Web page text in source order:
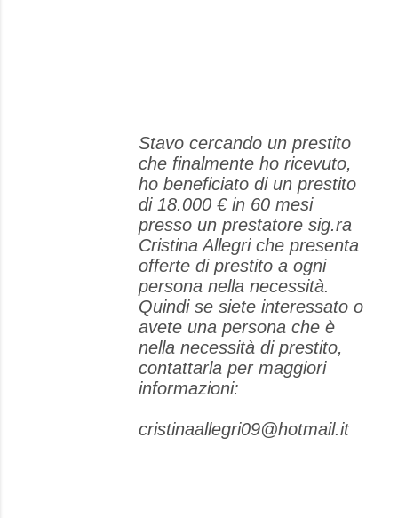
Stavo cercando un prestito
che finalmente ho ricevuto,
ho beneficiato di un prestito
di 18.000 € in 60 mesi
presso un prestatore sig.ra
Cristina Allegri che presenta
offerte di prestito a ogni
persona nella necessità.
Quindi se siete interessato o
avete una persona che è
nella necessità di prestito,
contattarla per maggiori
informazioni:
cristinaallegri09@hotmail.it